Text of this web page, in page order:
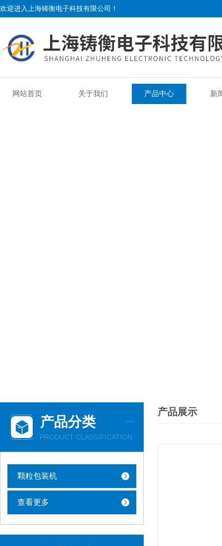
欢迎进入上海铸衡电子科技有限公司！
网站首页 关于我们 产品中心 新
产品分类
PRODUCT CLASSIFICATION
颗粒包装机
查看更多
产品展示